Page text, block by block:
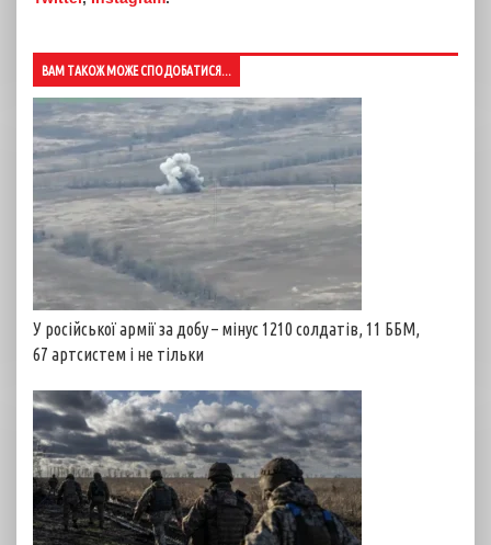
ВАМ ТАКОЖ МОЖЕ СПОДОБАТИСЯ...
У російської армії за добу – мінус 1210 солдатів, 11 ББМ,
67 артсистем і не тільки